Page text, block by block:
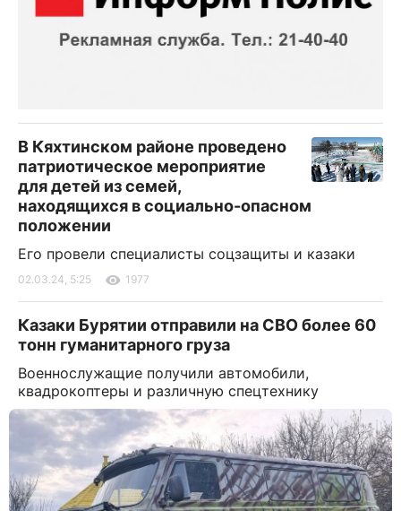
В Кяхтинском районе проведено
патриотическое мероприятие
для детей из семей,
находящихся в социально-опасном
положении
Его провели специалисты соцзащиты и казаки
02.03.24, 5:25 1977
Казаки Бурятии отправили на СВО более 60
тонн гуманитарного груза
Военнослужащие получили автомобили,
квадрокоптеры и различную спецтехнику